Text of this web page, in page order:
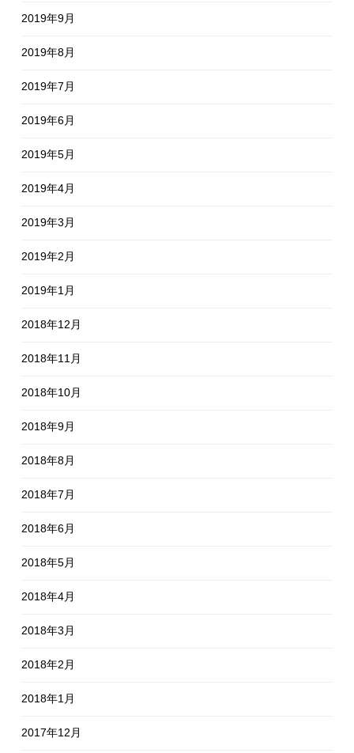
2019年9月
2019年8月
2019年7月
2019年6月
2019年5月
2019年4月
2019年3月
2019年2月
2019年1月
2018年12月
2018年11月
2018年10月
2018年9月
2018年8月
2018年7月
2018年6月
2018年5月
2018年4月
2018年3月
2018年2月
2018年1月
2017年12月